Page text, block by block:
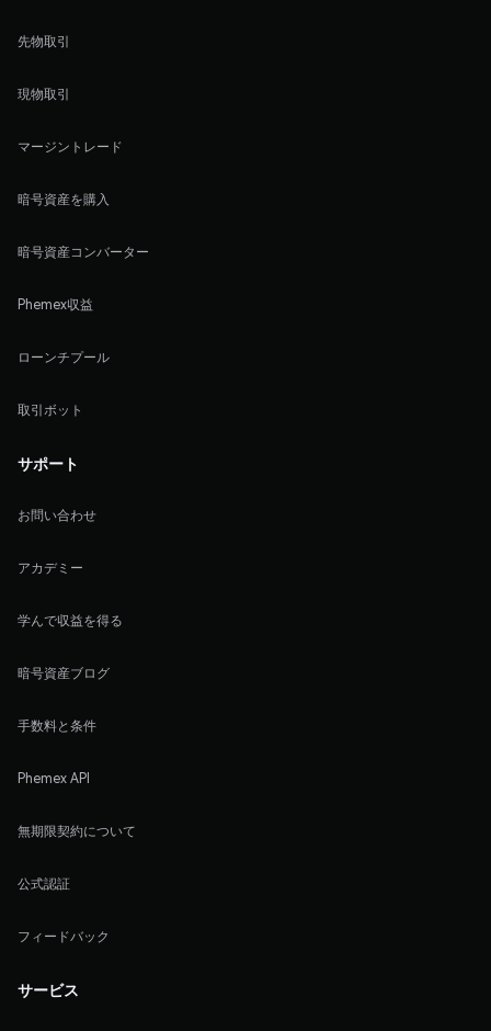
先物取引
現物取引
マージントレード
暗号資産を購入
暗号資産コンバーター
Phemex収益
ローンチプール
取引ボット
サポート
お問い合わせ
アカデミー
学んで収益を得る
暗号資産ブログ
手数料と条件
Phemex API
無期限契約について
公式認証
フィードバック
サービス